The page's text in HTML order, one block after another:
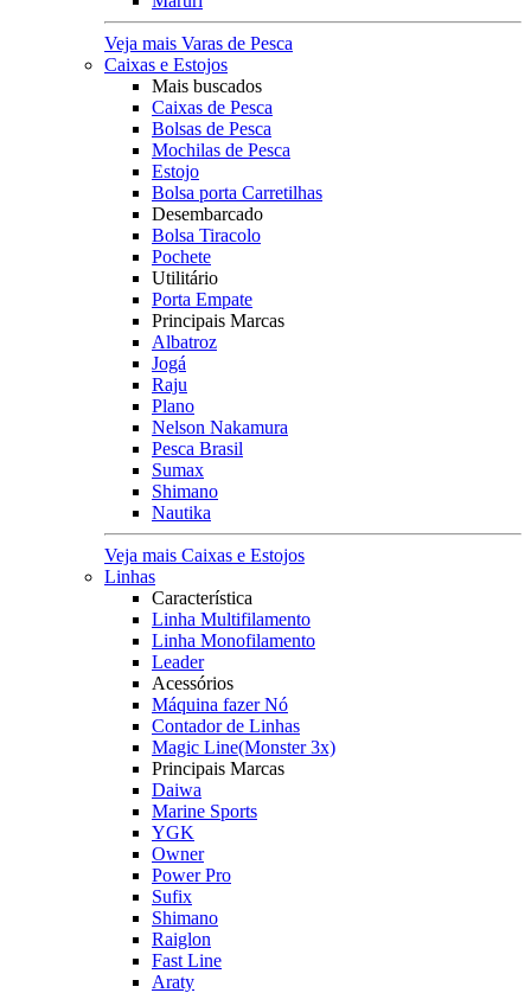
Veja mais Varas de Pesca
Caixas e Estojos
Mais buscados
Caixas de Pesca
Bolsas de Pesca
Mochilas de Pesca
Estojo
Bolsa porta Carretilhas
Desembarcado
Bolsa Tiracolo
Pochete
Utilitário
Porta Empate
Principais Marcas
Albatroz
Jogá
Raju
Plano
Nelson Nakamura
Pesca Brasil
Sumax
Shimano
Nautika
Veja mais Caixas e Estojos
Linhas
Característica
Linha Multifilamento
Linha Monofilamento
Leader
Acessórios
Máquina fazer Nó
Contador de Linhas
Magic Line(Monster 3x)
Principais Marcas
Daiwa
Marine Sports
YGK
Owner
Power Pro
Sufix
Shimano
Raiglon
Fast Line
Araty